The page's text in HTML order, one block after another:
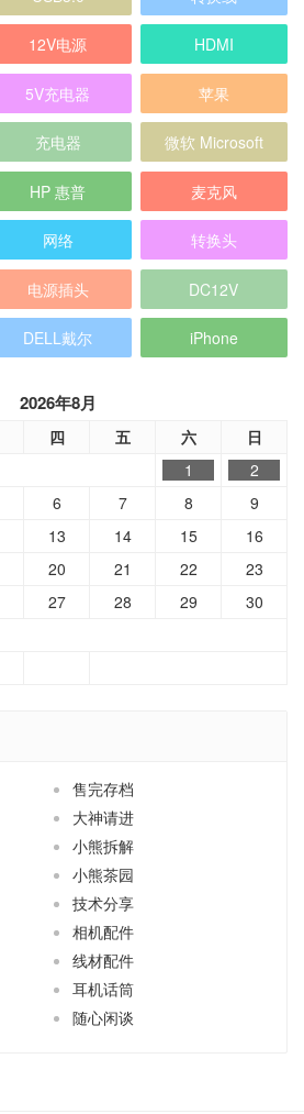
12V电源 HDMI
5V充电器 苹果
充电器 微软 Microsoft
HP 惠普 麦克风
网络 转换头
电源插头 DC12V
DELL戴尔 iPhone
2026年8月
四 五 六 日
1
2
6 7 8
9
13 14 15
16
20 21 22
23
27 28 29
30
售完存档
大神请进
小熊拆解
小熊茶园
技术分享
相机配件
线材配件
耳机话筒
随心闲谈